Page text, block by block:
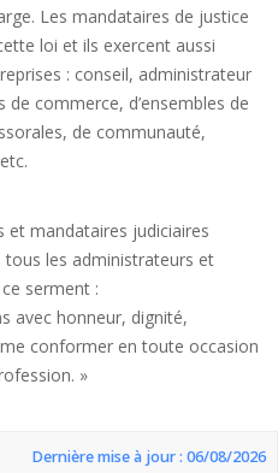
Les mandataires de justice
loi et ils exercent aussi
: conseil, administrateur
commerce, d’ensembles de
de communauté,
et mandataires judiciaires
tous les administrateurs et
serment :
avec honneur, dignité,
conformer en toute occasion
»
Dernière mise à jour : 06/08/2026